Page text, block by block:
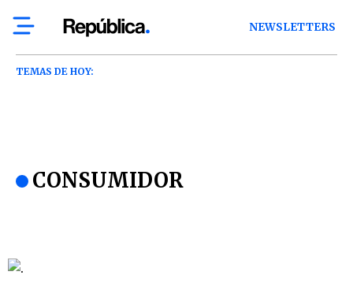
NEWSLETTERS
TEMAS DE HOY:
CONSUMIDOR